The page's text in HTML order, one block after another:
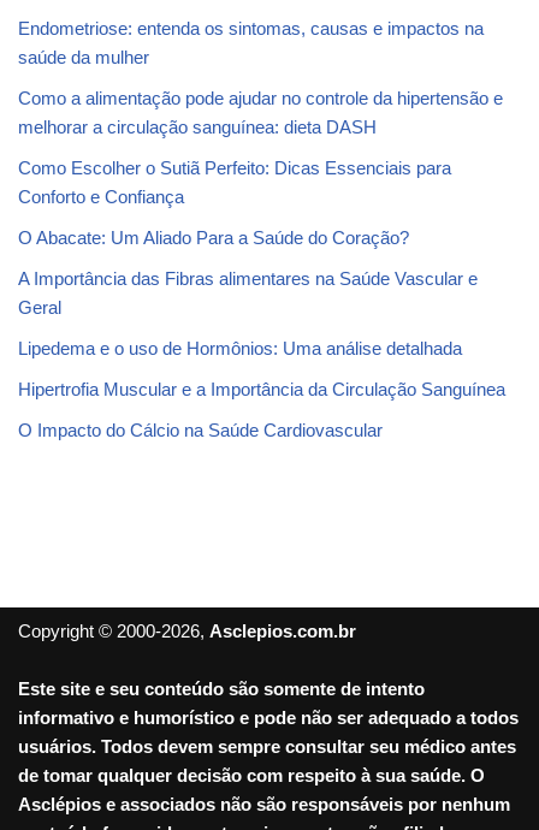
Endometriose: entenda os sintomas, causas e impactos na
saúde da mulher
Como a alimentação pode ajudar no controle da hipertensão e
melhorar a circulação sanguínea: dieta DASH
Como Escolher o Sutiã Perfeito: Dicas Essenciais para
Conforto e Confiança
O Abacate: Um Aliado Para a Saúde do Coração?
A Importância das Fibras alimentares na Saúde Vascular e
Geral
Lipedema e o uso de Hormônios: Uma análise detalhada
Hipertrofia Muscular e a Importância da Circulação Sanguínea
O Impacto do Cálcio na Saúde Cardiovascular
Copyright © 2000-2026, Asclepios.com.br
Este site e seu conteúdo são somente de intento
informativo e humorístico e pode não ser adequado a todos
usuários. Todos devem sempre consultar seu médico antes
de tomar qualquer decisão com respeito à sua saúde. O
Asclépios e associados não são responsáveis por nenhum